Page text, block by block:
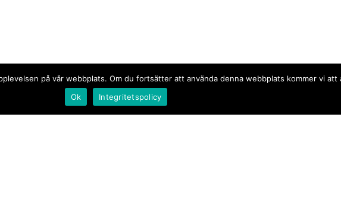
på vår webbplats. Om du fortsätter att använda denna webbplats kommer vi
Ok
Integritetspolicy